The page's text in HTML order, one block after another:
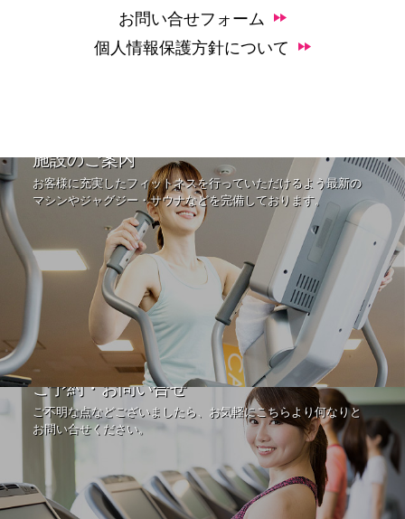
お問い合せフォーム
個人情報保護方針について
施設のご案内
お客様に充実したフィットネスを行っていただけるよう最新の
マシンやジャグジー・サウナなどを完備しております。
ご予約・お問い合せ
ご不明な点などございましたら、お気軽にこちらより何なりと
お問い合せください。